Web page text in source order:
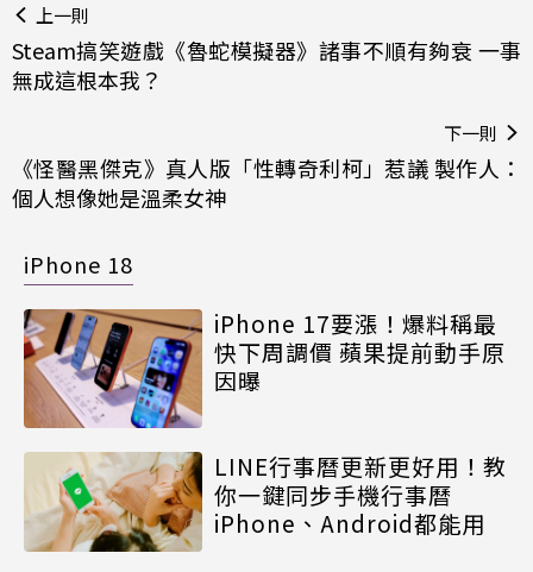
上一則
Steam搞笑遊戲《魯蛇模擬器》諸事不順有夠衰 一事
無成這根本我？
下一則
《怪醫黑傑克》真人版「性轉奇利柯」惹議 製作人：
個人想像她是溫柔女神
iPhone 18
iPhone 17要漲！爆料稱最
快下周調價 蘋果提前動手原
因曝
LINE行事曆更新更好用！教
你一鍵同步手機行事曆
iPhone、Android都能用